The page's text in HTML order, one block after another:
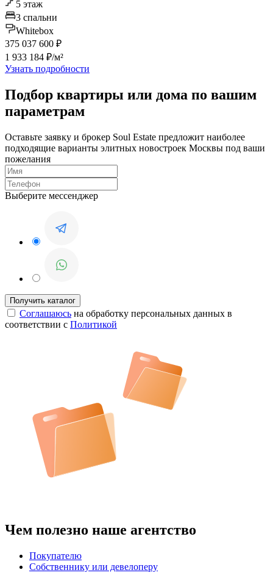
5 этаж
3 спальни
Whitebox
375 037 600 ₽
1 933 184 ₽/м²
Узнать подробности
Подбор квартиры или дома по вашим
параметрам
Оставьте заявку и брокер Soul Estate предложит наиболее
подходящие варианты элитных новостроек Москвы под ваши
пожелания
Выберите мессенджер
Соглашаюсь на обработку персональных данных в
соответствии с Политикой
Чем полезно наше агентство
Покупателю
Собственнику или девелоперу